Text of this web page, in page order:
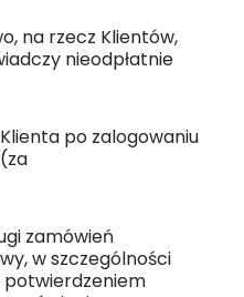
na rzecz Klientów,
nieodpłatnie
po zalogowaniu
zamówień
w szczególności
potwierdzeniem